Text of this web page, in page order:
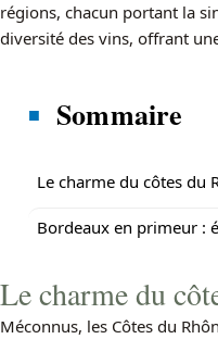
régions, chacun portant la
diversité des vins, offrant
Sommaire
Le charme du côtes du
Bordeaux en primeur :
Le charme du
Méconnus, les Côtes du